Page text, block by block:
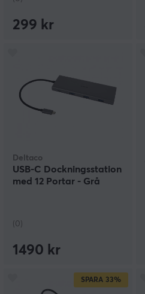
299 kr
Deltaco
USB-C Dockningsstation
med 12 Portar - Grå
(0)
1490 kr
SPARA 33%